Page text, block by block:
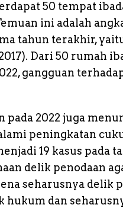
50 tempat
ini adalah
tahun terakhir, yaitu
Dari 50 rumah
gangguan
pada 2022 juga
peningkatan
19 kasus pada
delik penodaan
seharusnya delik
hukum dan